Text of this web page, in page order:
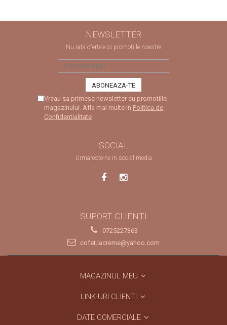
NEWSLETTER
Nu rata ofertele si promotiile noastre
Vreau sa primesc newsletter cu promotiile
magazinului. Afla mai multe in Politica de
Confidentialitate
SOCIAL
Urmareste-ne in social media
SUPORT CLIENTI
0725227363
cofet.lacreme@yahoo.com
MAGAZINUL MEU
LINK-URI CLIENTI
DATE COMERCIALE